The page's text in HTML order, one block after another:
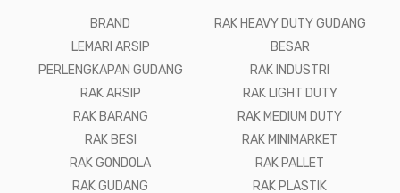
BRAND
LEMARI ARSIP
PERLENGKAPAN GUDANG
RAK ARSIP
RAK BARANG
RAK BESI
RAK GONDOLA
RAK GUDANG
RAK HEAVY DUTY GUDANG
BESAR
RAK INDUSTRI
RAK LIGHT DUTY
RAK MEDIUM DUTY
RAK MINIMARKET
RAK PALLET
RAK PLASTIK